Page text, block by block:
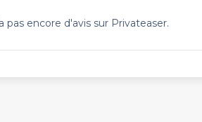
pas encore d'avis sur Privateaser.